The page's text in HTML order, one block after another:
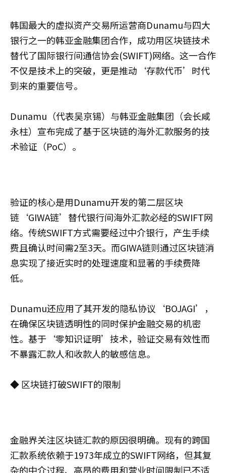
韩国最大的虚拟资产交易所运营商Dunamu与四大
银行之一的韩亚金融集团合作，成功用区块链技术
替代了国际银行间通信协会(SWIFT)网络。这一合作
不仅是技术上的突破，更是推动‘存款代币’时代
到来的重要信号。
Dunamu（代表吴京锡）与韩亚金融集团（会长咸
永柱）宣布完成了基于区块链的海外汇款服务的技
术验证（PoC）。
验证的核心是用Dunamu开发的第二层区块
链‘GIWA链’替代银行间海外汇款必经的SWIFT网
络。传统SWIFT方式需要经过中介银行，产生手续
费且确认时间需2至3天。而GIWA链则通过区块链消
息实现了接近实时的处理速度和显著的手续费降
低。
Dunamu还应用了其开发的隐私协议‘BOJAGI’，
在确保区块链透明性的同时保护金融交易的机密
性。基于‘零知识证明’技术，验证交易有效性而
不暴露汇款人和收款人的敏感信息。
◆ 区块链打破SWIFT的限制
金融界关注区块链汇款的原因很明确。现有的跨国
汇款系统依赖于1973年成立的SWIFT网络，但其复
杂的中介过程、高昂的费用和营业时间限制已不适